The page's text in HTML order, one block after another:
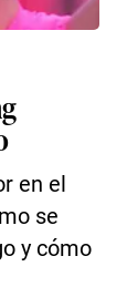
en el
se
y cómo